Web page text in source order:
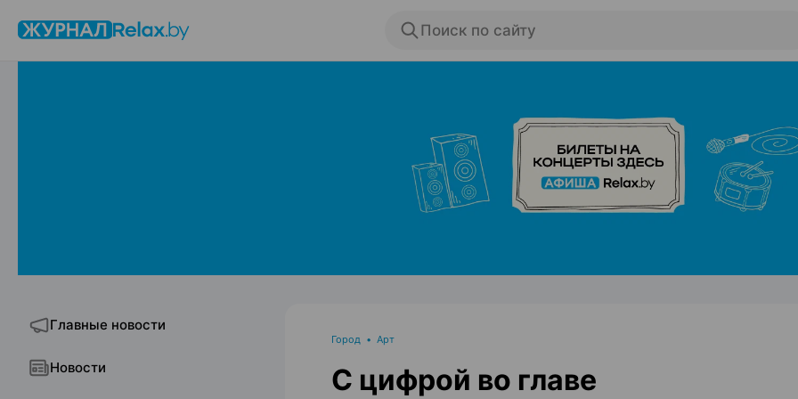
Поиск по сайту
ЭФФЕКТИВНАЯ РЕКЛАМА НА САЙТЕ
Главные новости
Новости
Город • Арт
С цифрой во главе